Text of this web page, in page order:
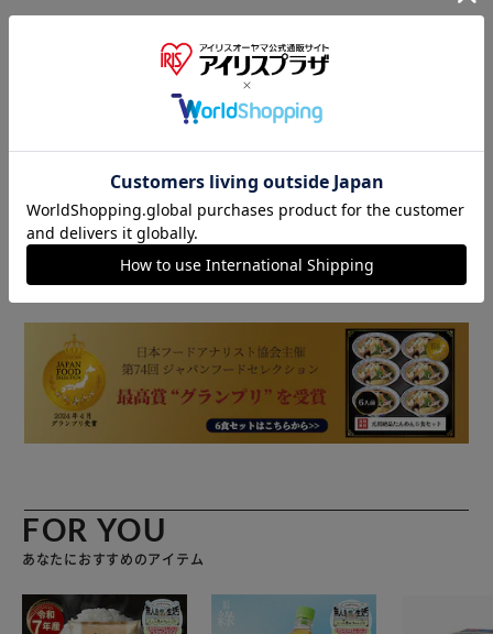
★横濱たんめん発祥の店『横浜一品香』の絶対的な名物『元
野菜たっぷり！甘みの強いキャベツは使わず、白菜をメイン
とした絶品たんめんは、すっきりとして素材本来の旨味を感
じられる一品。適度なモチモチ感とコシのある食感の広幅の
自家製麺は、絶品たんめんとの相性抜群です。
またたっぷりの野菜とこだわりの特製胡椒が、味の決め手の
特製スープ。毎日でも食べたくなるどこか懐かしい味です。
★横濱一品香の焼売は、ムチムチとした豚肉の旨味とぷりぷ
り海老の食感をギュッと閉じ込めた『海老焼売』は一度食べ
るとクセになる味わい。
素材本来の味や食感を存分に味わっていただくため、つなぎ
は最低限に抑えています。
★横濱一品香の『特製酢豚』は、ケチャップベースの昔なが
賞味いただけます。
※製品は予告なく仕様を変更する場合がございます。あらか
じめご了承ください。
販売元(特定商取引法に基づく表記)：横濱一品香 アイリスプ
ラザ店
商品情報
FOR YOU
あなたにおすすめのアイテム